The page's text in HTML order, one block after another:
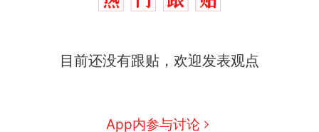
目前还没有跟贴，欢迎发表观点
App内参与讨论
人生
新 制裁瓜子饺子，美国怕什